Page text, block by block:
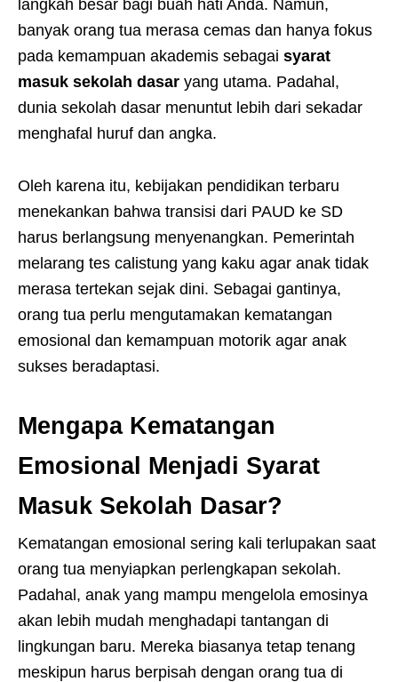
langkah besar bagi buah hati Anda. Namun,
banyak orang tua merasa cemas dan hanya fokus
pada kemampuan akademis sebagai syarat
masuk sekolah dasar yang utama. Padahal,
dunia sekolah dasar menuntut lebih dari sekadar
menghafal huruf dan angka.
Oleh karena itu, kebijakan pendidikan terbaru
menekankan bahwa transisi dari PAUD ke SD
harus berlangsung menyenangkan. Pemerintah
melarang tes calistung yang kaku agar anak tidak
merasa tertekan sejak dini. Sebagai gantinya,
orang tua perlu mengutamakan kematangan
emosional dan kemampuan motorik agar anak
sukses beradaptasi.
Mengapa Kematangan
Emosional Menjadi Syarat
Masuk Sekolah Dasar?
Kematangan emosional sering kali terlupakan saat
orang tua menyiapkan perlengkapan sekolah.
Padahal, anak yang mampu mengelola emosinya
akan lebih mudah menghadapi tantangan di
lingkungan baru. Mereka biasanya tetap tenang
meskipun harus berpisah dengan orang tua di